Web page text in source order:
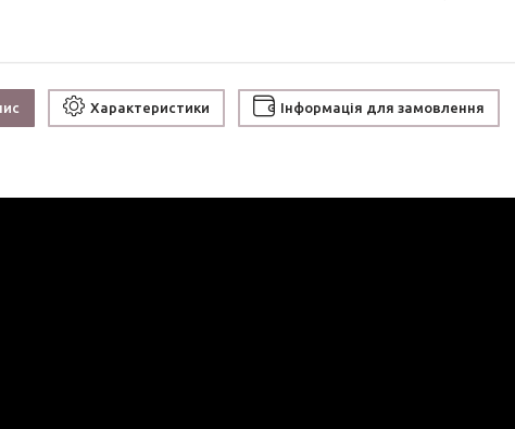
Характеристики Інформація для замовлення